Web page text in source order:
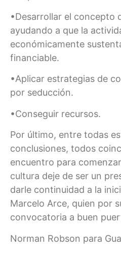
•Desarrollar el concepto
ayudando a que la
económicamente
financiable.
•Aplicar estrategias de
por seducción.
•Conseguir recursos.
Por último, entre todas
conclusiones, todos
encuentro para
cultura deje de ser un
darle continuidad a la
Marcelo Arce, quien por
convocatoria a buen
Norman Robson para